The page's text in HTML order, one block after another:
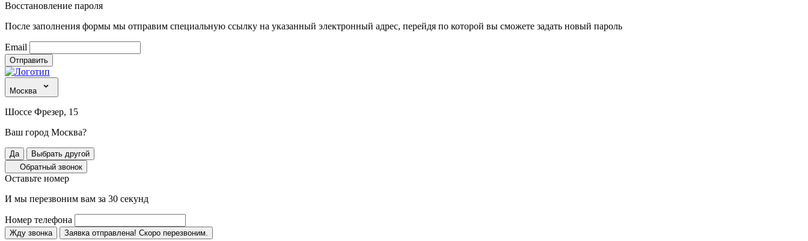
Восстановление пароля
После заполнения формы мы отправим специальную ссылку на указанный электронный адрес, перейдя по которой вы сможете задать новый пароль
Email
Отправить
Москва
Шоссе Фрезер, 15
Ваш город Москва?
Да
Выбрать другой
Обратный звонок
Оставьте номер
И мы перезвоним вам за 30 секунд
Номер телефона
Жду звонка Заявка отправлена! Скоро перезвоним.